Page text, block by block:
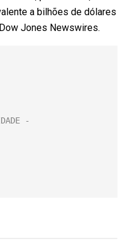
a bilhões de dólares
Jones Newswires.